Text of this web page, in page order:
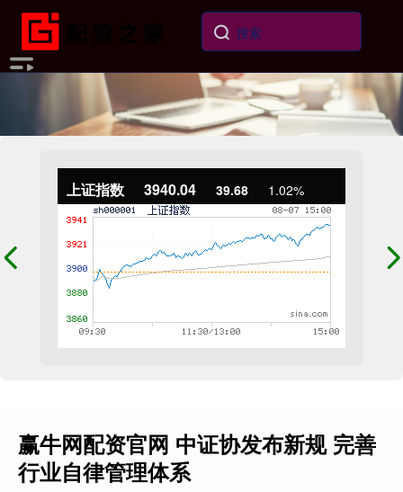
上证指数 3940.04 39.68 1.02%
赢牛网配资官网 中证协发布新规 完善
行业自律管理体系